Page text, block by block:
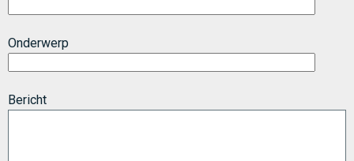
Onderwerp
Bericht